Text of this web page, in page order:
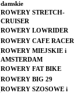
damskie
ROWERY STRETCH-
CRUISER
ROWERY LOWRIDER
ROWERY CAFE RACER
ROWERY MIEJSKIE i
AMSTERDAM
ROWERY FAT BIKE
ROWERY BIG 29
ROWERY SZOSOWE i